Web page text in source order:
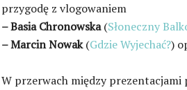
przygodę z vlogowaniem
– Basia Chronowska(Słoneczny
– Marcin Nowak(Gdzie Wyjechać?)
W przerwach między prezentacjami